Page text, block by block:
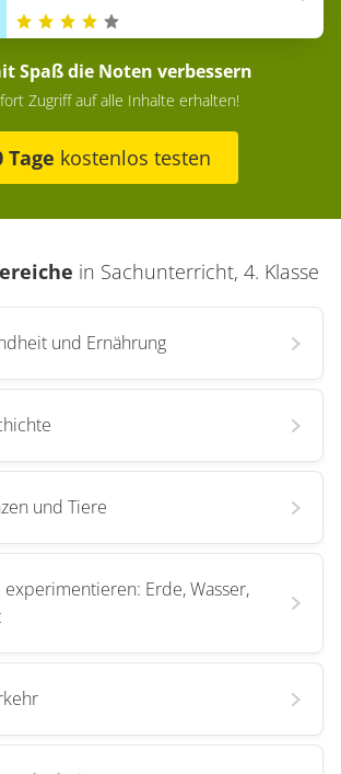
Spaß die Noten verbessern
Zugriff auf alle Inhalte erhalten!
Tage kostenlos testen
in Sachunterricht, 4. Klasse
und Ernährung
und Tiere
experimentieren: Erde, Wasser,